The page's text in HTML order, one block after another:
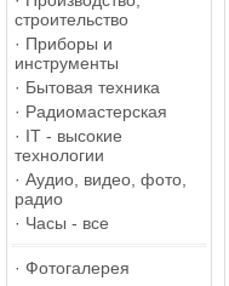
строительство
· Приборы и
инструменты
· Бытовая техника
· Радиомастерская
· IT - высокие
технологии
· Аудио, видео, фото,
радио
· Часы - все
· Фотогалерея